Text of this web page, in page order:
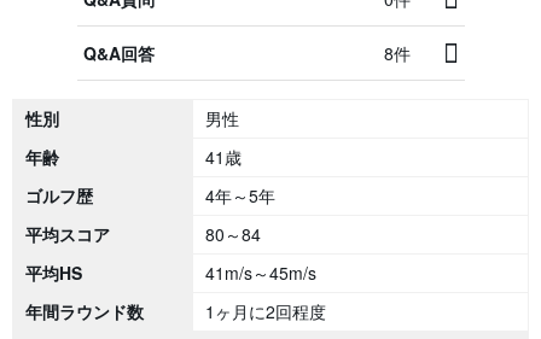
Q&A回答 8件
性別
男性
年齢
41歳
ゴルフ歴
4年～5年
平均スコア
80～84
平均HS
41m/s～45m/s
年間ラウンド数
1ヶ月に2回程度